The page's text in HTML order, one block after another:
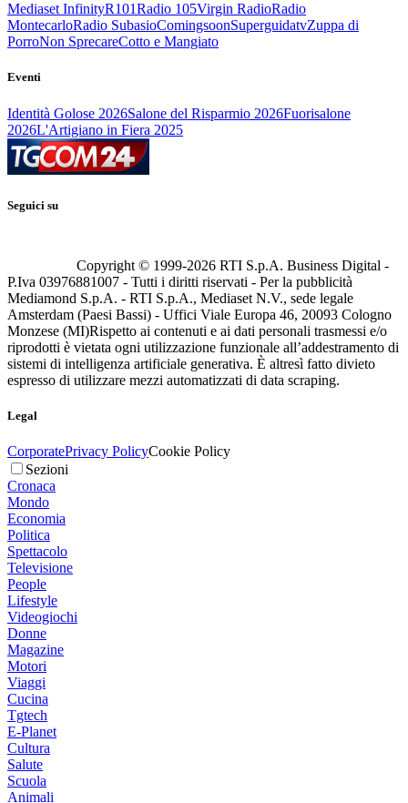
Mediaset InfinityR101Radio 105Virgin RadioRadio
MontecarloRadio SubasioComingsoonSuperguidatvZuppa di
PorroNon SprecareCotto e Mangiato
Eventi
Identità Golose 2026Salone del Risparmio 2026Fuorisalone
2026L'Artigiano in Fiera 2025
Seguici su
Copyright © 1999-2026 RTI S.p.A. Business Digital -
P.Iva 03976881007 - Tutti i diritti riservati - Per la pubblicità
Mediamond S.p.A. - RTI S.p.A., Mediaset N.V., sede legale
Amsterdam (Paesi Bassi) - Uffici Viale Europa 46, 20093 Cologno
Monzese (MI)Rispetto ai contenuti e ai dati personali trasmessi e/o
riprodotti è vietata ogni utilizzazione funzionale all’addestramento di
sistemi di intelligenza artificiale generativa. È altresì fatto divieto
espresso di utilizzare mezzi automatizzati di data scraping.
Legal
CorporatePrivacy PolicyCookie Policy
Sezioni
Cronaca
Mondo
Economia
Politica
Spettacolo
Televisione
People
Lifestyle
Videogiochi
Donne
Magazine
Motori
Viaggi
Cucina
Tgtech
E-Planet
Cultura
Salute
Scuola
Animali